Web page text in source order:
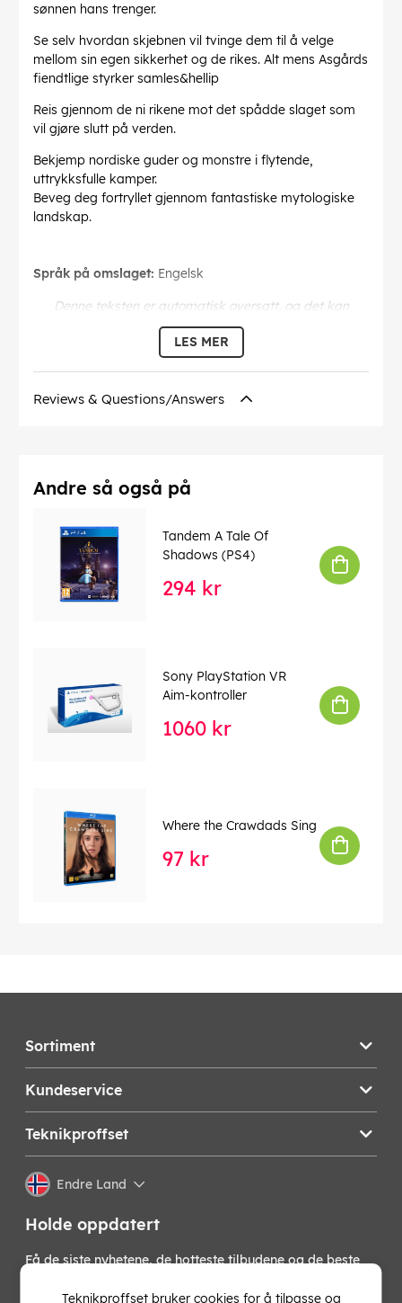
sønnen hans trenger.
Se selv hvordan skjebnen vil tvinge dem til å velge
mellom sin egen sikkerhet og de rikes. Alt mens Asgårds
fiendtlige styrker samles&hellip
Reis gjennom de ni rikene mot det spådde slaget som
vil gjøre slutt på verden.
Bekjemp nordiske guder og monstre i flytende,
uttrykksfulle kamper.
Beveg deg fortryllet gjennom fantastiske mytologiske
landskap.
Språk på omslaget: Engelsk
Denne teksten er automatisk oversatt, og det kan
forekomme feil.
LES MER
Reviews & Questions/Answers
Andre så også på
Tandem A Tale Of
Shadows (PS4)
294 kr
Sony PlayStation VR
Aim-kontroller
1060 kr
Where the Crawdads Sing
97 kr
Sortiment
Kundeservice
Teknikproffset
Endre Land
Holde oppdatert
Få de siste nyhetene, de hotteste tilbudene og de beste
nyhetsbrev!
Teknikproffset bruker cookies for å tilpasse og